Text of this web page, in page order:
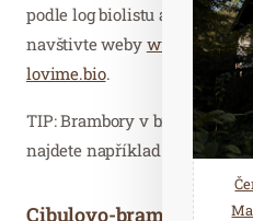
podle log biolistu a biozebry.
navštivte weby
lovime.bio.
TIP: Brambory v bio kvalitě i
najdete například na
Cibulovo-bramborový